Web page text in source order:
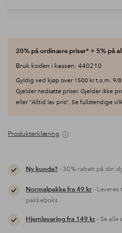
20% på ordinære priser* + 5% på
Bruk koden i kassen: 440210
Gyldig ved kjøp over 1500 kr t.o.m. 9/
Gjelder nedsatte priser. Gjelder ikke
eller "Alltid lav pris". Se fullstendige
Produkterklæring
Ny kunde?- 30% rabatt på din
Normalpakke fra 49 kr- Leveres
pakkeboks
Hjemlevering fra 149 kr- Se alle